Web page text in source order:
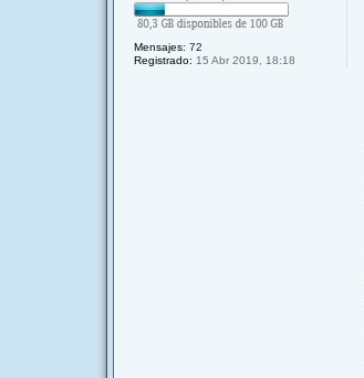
Mensajes: 72
Registrado: 15 Abr 2019, 18:18